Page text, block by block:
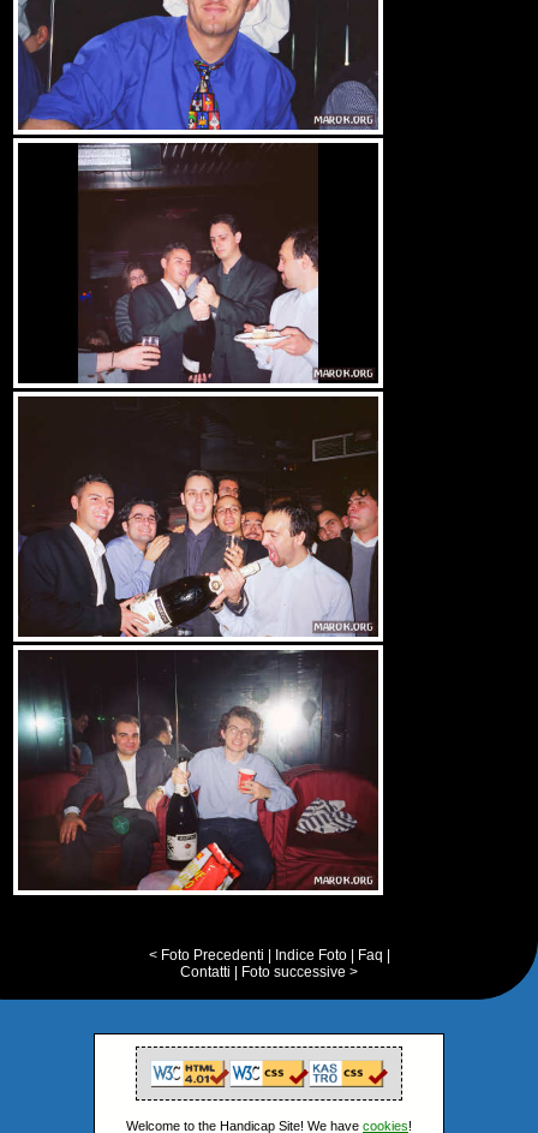
< Foto Precedenti Indice Foto| Faq
Contatti
Foto successive >
Welcome to the Handicap Site! We have cookies!